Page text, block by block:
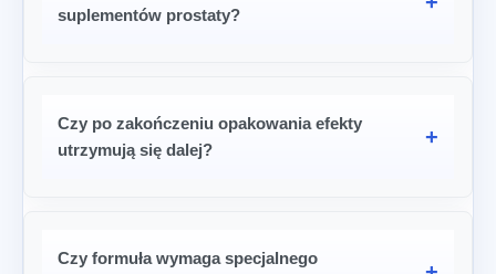
suplementów prostaty?
Czy po zakończeniu opakowania efekty
utrzymują się dalej?
Czy formuła wymaga specjalnego